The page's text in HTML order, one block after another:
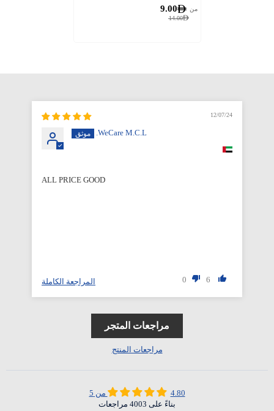
14.00
من 9.00
12/07/24
WeCare M.C.L.
ALL PRICE GOOD
6
0 المراجعة الكاملة
مراجعات المتجر
مراجعات المنتج
4.80 من 5
بناءً على 4003 مراجعات